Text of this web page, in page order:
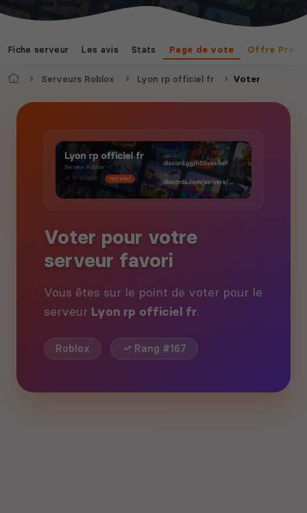
Fiche serveur Les avis Stats Page de vote Offre
AccueilServeurs Roblox Lyon rp officiel fr Voter
Voter pour votre
serveur favori
Vous êtes sur le point de voter pour le
serveur Lyon rp officiel fr.
Roblox Rang #167